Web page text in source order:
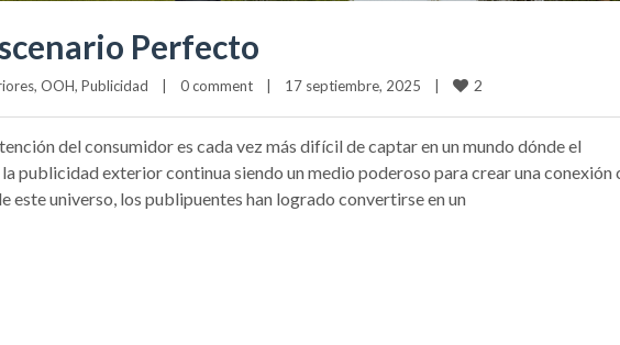
Perfecto
, OOH, Publicidad 0 comment 17 septiembre, 2025 2
del consumidor es cada vez más difícil de captar en un mundo dónde el
publicidad exterior continua siendo un medio poderoso para crear una conexión
este universo, los publipuentes han logrado convertirse en un